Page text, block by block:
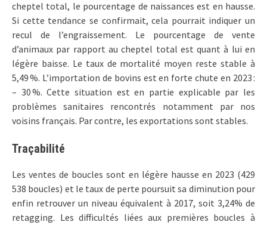
cheptel total, le pourcentage de naissances est en hausse.
Si cette tendance se confirmait, cela pourrait indiquer un
recul de l’engraissement. Le pourcentage de vente
d’animaux par rapport au cheptel total est quant à lui en
légère baisse. Le taux de mortalité moyen reste stable à
5,49 %. L’importation de bovins est en forte chute en 2023 :
– 30 %. Cette situation est en partie explicable par les
problèmes sanitaires rencontrés notamment par nos
voisins français. Par contre, les exportations sont stables.
Traçabilité
Les ventes de boucles sont en légère hausse en 2023 (429
538 boucles) et le taux de perte poursuit sa diminution pour
enfin retrouver un niveau équivalent à 2017, soit 3,24% de
retagging. Les difficultés liées aux premières boucles à